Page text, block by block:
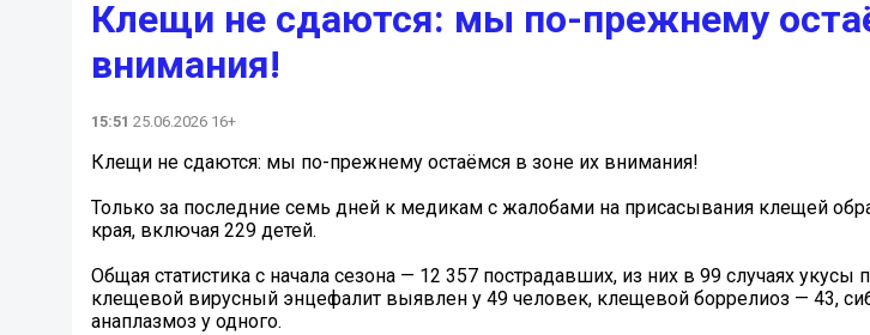
Клещи не сдаются: мы по-прежнему
внимания!
15:51 25.06.2026 16+
Клещи не сдаются: мы по-прежнему остаёмся в зоне их внимания!
Только за последние семь дней к медикам с жалобами на присасывания клещей
края, включая 229 детей.
Общая статистика с начала сезона — 12 357 пострадавших, из них в 99 случаях
клещевой вирусный энцефалит выявлен у 49 человек, клещевой боррелиоз — 43,
анаплазмоз у одного.